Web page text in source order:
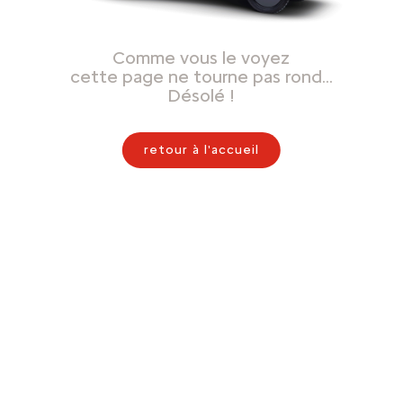
Comme vous le voyez
cette page ne tourne pas rond…
Désolé !
retour à l'accueil